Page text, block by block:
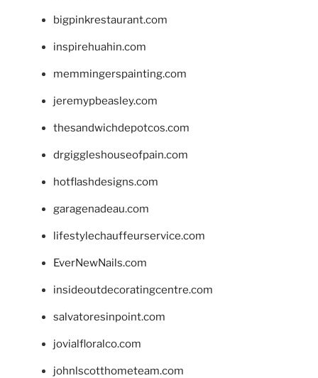
bigpinkrestaurant.com
inspirehuahin.com
memmingerspainting.com
jeremypbeasley.com
thesandwichdepotcos.com
drgiggleshouseofpain.com
hotflashdesigns.com
garagenadeau.com
lifestylechauffeurservice.com
EverNewNails.com
insideoutdecoratingcentre.com
salvatoresinpoint.com
jovialfloralco.com
johnlscotthometeam.com